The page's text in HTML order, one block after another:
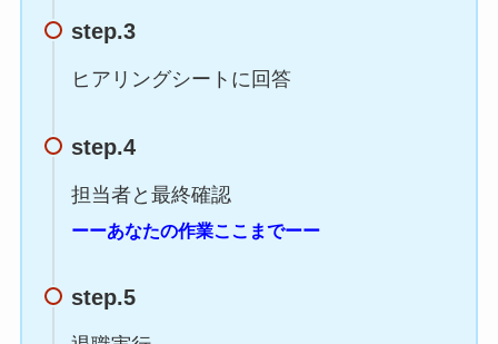
step.3
ヒアリングシートに回答
step.4
担当者と最終確認
ーーあなたの作業ここまでーー
step.5